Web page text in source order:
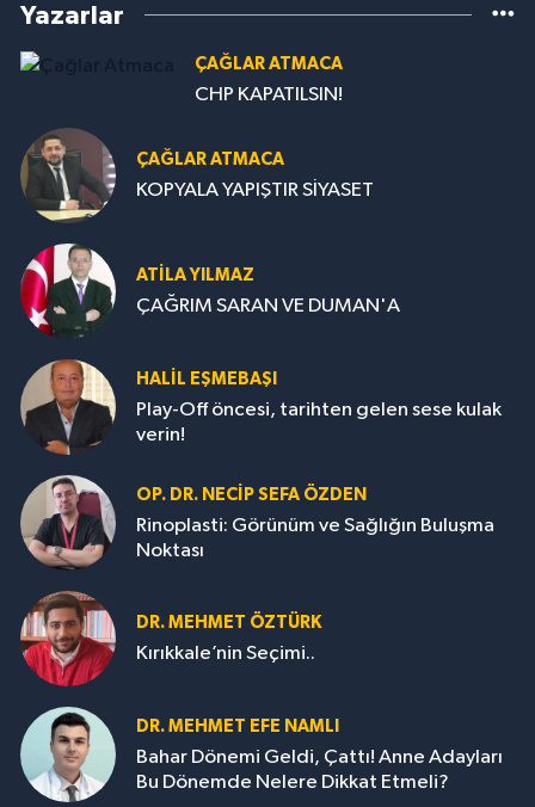
Yazarlar
ÇAĞLAR ATMACA
CHP KAPATILSIN!
ÇAĞLAR ATMACA
KOPYALA YAPIŞTIR SİYASET
ATILA YILMAZ
ÇAĞRIM SARAN VE DUMAN'A
HALIL EŞMEBAŞI
Play-Off öncesi, tarihten gelen sese kulak
verin!
OP. DR. NECIP SEFA ÖZDEN
Rinoplasti: Görünüm ve Sağlığın Buluşma
Noktası
DR. MEHMET ÖZTÜRK
Kırıkkale’nin Seçimi..
DR. MEHMET EFE NAMLI
Bahar Dönemi Geldi, Çattı! Anne Adayları
Bu Dönemde Nelere Dikkat Etmeli?